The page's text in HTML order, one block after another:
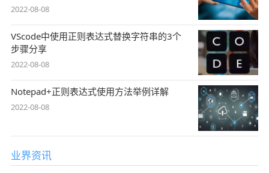
2022-08-08
VScode中使用正则表达式替换字符串的3个
步骤分享
2022-08-08
Notepad+正则表达式使用方法举例详解
2022-08-08
业界资讯